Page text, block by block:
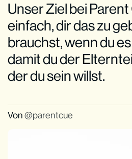
Unser Ziel bei
einfach, dir das zu
brauchst, wenn du
damit du der
der du sein willst.
Von parentcue